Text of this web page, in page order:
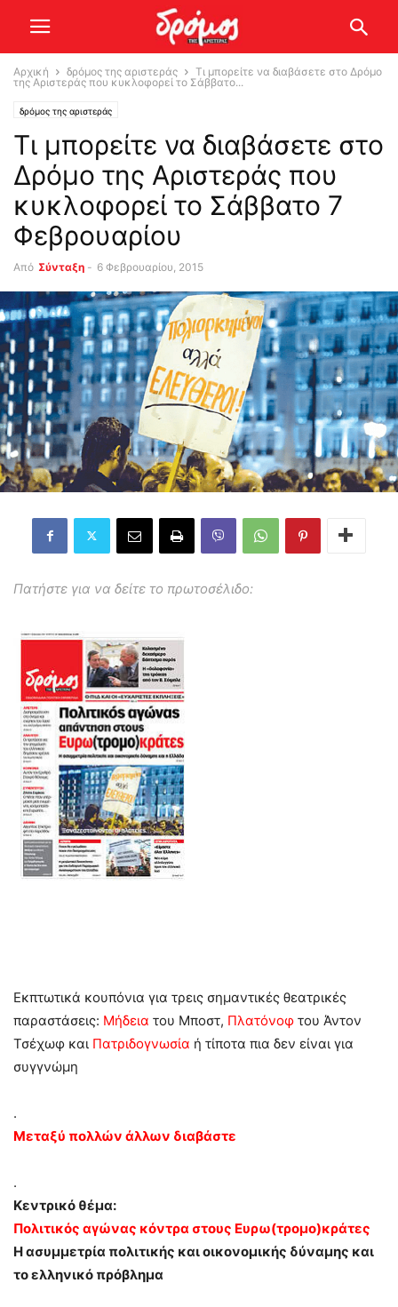
Αρχική δρόμος της αριστεράς
Τι μπορείτε να διαβάσετε στο Δρόμο
της Αριστεράς που κυκλοφορεί το Σάββατο...
δρόμος της αριστεράς
Τι μπορείτε να διαβάσετε στο
Δρόμο της Αριστεράς που
κυκλοφορεί το Σάββατο 7
Φεβρουαρίου
Από Σύνταξη - 6 Φεβρουαρίου, 2015
Πατήστε για να δείτε το πρωτοσέλιδο:
Εκπτωτικά κουπόνια για τρεις σημαντικές θεατρικές
παραστάσεις: Μήδεια του Μποστ, Πλατόνοφ του Άντον
Τσέχωφ και Πατριδογνωσία ή τίποτα πια δεν είναι για
συγγνώμη
.
Μεταξύ πολλών άλλων διαβάστε
.
Κεντρικό θέμα:
Πολιτικός αγώνας κόντρα στους Ευρω(τρομο)κράτες
Η ασυμμετρία πολιτικής και οικονομικής δύναμης και
το ελληνικό πρόβλημα